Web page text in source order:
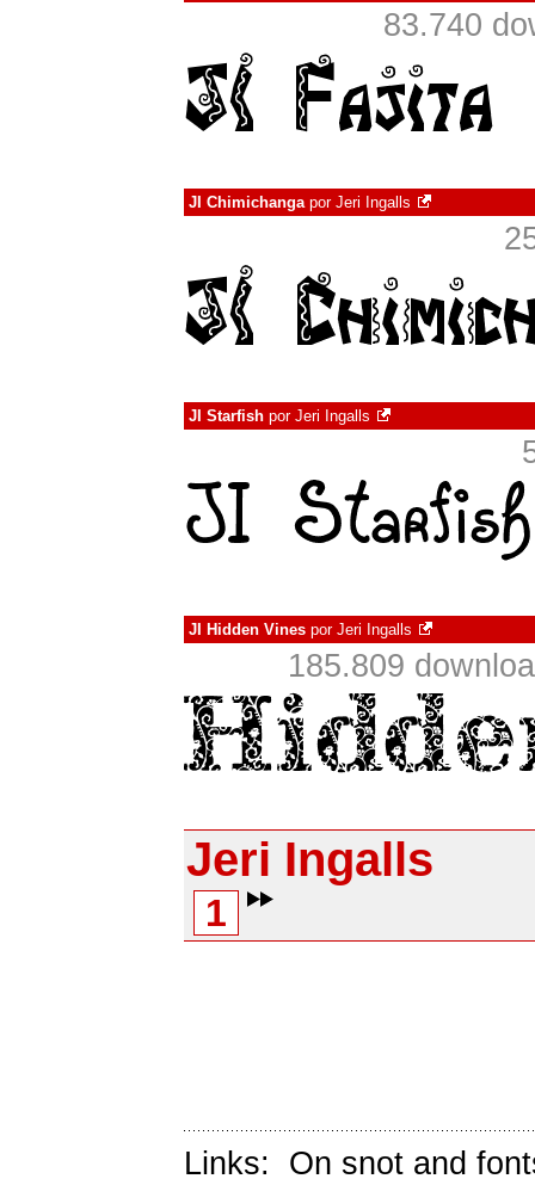
83.740
JI Chimichangapor Jeri Ingalls
JI Starfish por Jeri Ingalls
JI Hidden Vines por Jeri Ingalls
185.809
Jeri Ingalls
1
Links: On snot and